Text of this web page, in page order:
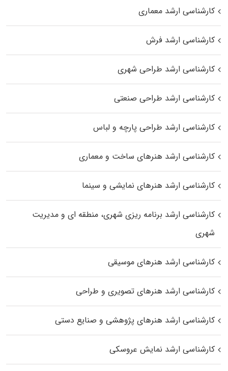
کارشناسی ارشد معماری
کارشناسی ارشد فرش
کارشناسی ارشد طراحی شهری
کارشناسی ارشد طراحی صنعتی
کارشناسی ارشد طراحی پارچه و لباس
کارشناسی ارشد هنرهای ساخت و معماری
کارشناسی ارشد هنرهای نمایشی و سینما
کارشناسی ارشد برنامه ریزی شهری، منطقه‌ ای و مدیریت
شهری
کارشناسی ارشد هنرهای موسیقی
کارشناسی ارشد هنرهای تصویری و طراحی
کارشناسی ارشد هنرهای پژوهشی و صنایع دستی
کارشناسی ارشد نمایش عروسکی